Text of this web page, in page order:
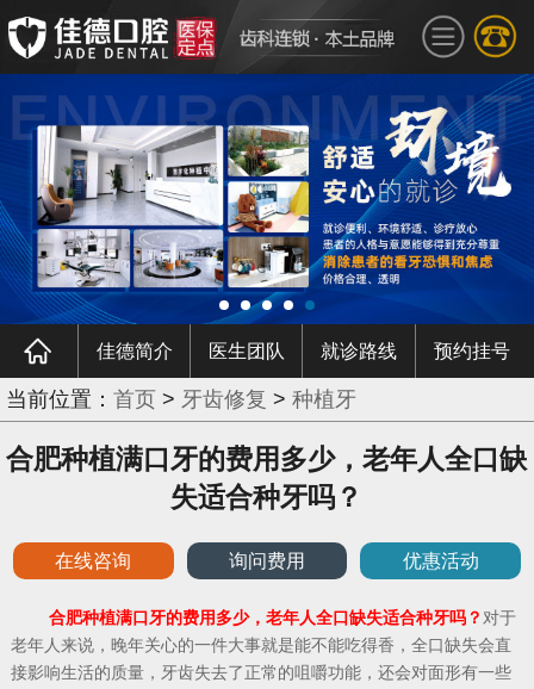
佳德简介 医生团队 就诊路线 预约挂号
当前位置： 首页 > 牙齿修复 > 种植牙
合肥种植满口牙的费用多少，老年人全口缺
失适合种牙吗？
在线咨询 询问费用 优惠活动
合肥种植满口牙的费用多少，老年人全口缺失适合种牙吗？ 对于
老年人来说，晚年关心的一件大事就是能不能吃得香，全口缺失会直
接影响生活的质量，牙齿失去了正常的咀嚼功能，还会对面形有一些